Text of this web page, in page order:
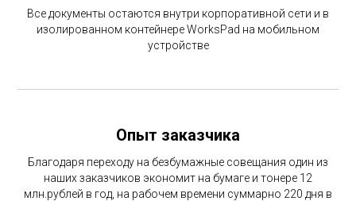
Все документы остаются внутри корпоративной сети и в
изолированном контейнере WorksPad на мобильном
устройстве
Опыт заказчика
Благодаря переходу на безбумажные совещания один из
наших заказчиков экономит на бумаге и тонере 12
млн.рублей в год, на рабочем времени суммарно 220 дня в